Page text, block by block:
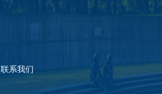
联系我们